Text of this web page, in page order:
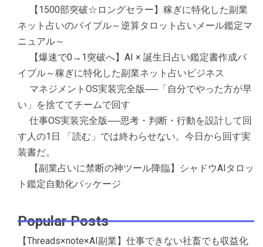
【1500部突破☆ロングセラー】稼ぎに特化した副業
ネット占いのバイブル～逆算タロット占いメール鑑定マ
ニュアル～
【爆速で0→1突破へ】AI × 誕生日占い鑑定書作成バ
イブル～稼ぎに特化した副業ネット占いビジネス
マネジメントOS実装完全版──「自分でやった方が早
い」を捨ててチームで回す
仕事OS実装完全版──思考・判断・行動を設計して回
す人の1日 「読む」では終わらせない。今日から回す実
装書だ。
【副業占いに禁断の神ツール降臨】シャドウAIタロッ
ト鑑定自動化パッケージ
Popular Posts
【Threads×note×AI副業】仕事できない社畜でも収益化